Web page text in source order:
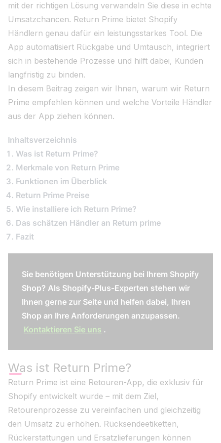
mit der richtigen Lösung verwandeln Sie diese in echte
Umsatzchancen. Return Prime bietet Shopify
Händlern genau dafür ein leistungsstarkes Tool. Die
App automatisiert Rückgabe und Umtausch, integriert
sich in bestehende Prozesse und hilft dabei, Kunden
langfristig zu binden.
In diesem Beitrag zeigen wir Ihnen, warum wir Return
Prime empfehlen können und welche Vorteile Händler
aus der App ziehen können.
Inhaltsverzeichnis
Was ist Return Prime?
Merkmale von Return Prime
Funktionen im Überblick
Return Prime Preise
Wie installiere ich Return Prime?
Das schätzen Händler an Return prime
Fazit
Sie benötigen Unterstützung bei Ihrem Shopify
Shop? Als Shopify-Plus-Experten stehen wir
Ihnen gerne zur Seite und helfen dabei, Ihren
Shop an Ihre Anforderungen anzupassen.
Kontaktieren Sie uns .
Was ist Return Prime?
Return Prime ist eine Retouren-App, die exklusiv für
Shopify entwickelt wurde – mit dem Ziel,
Retourenprozesse zu vereinfachen und gleichzeitig
den Umsatz zu erhöhen. Rücksendeetiketten,
Rückerstattungen und Ersatzlieferungen können